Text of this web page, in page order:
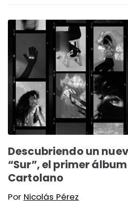
Descubriendo un
“Sur”, el primer
Cartolano
Por Nicolás Pérez